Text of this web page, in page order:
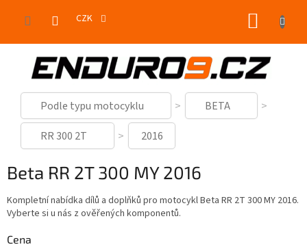
CZK
Podle typu motocyklu
BETA
RR 300 2T
2016
Beta RR 2T 300 MY 2016
Kompletní nabídka dílů a doplňků pro motocykl Beta RR 2T 300 MY 2016.
Vyberte si u nás z ověřených komponentů.
Cena